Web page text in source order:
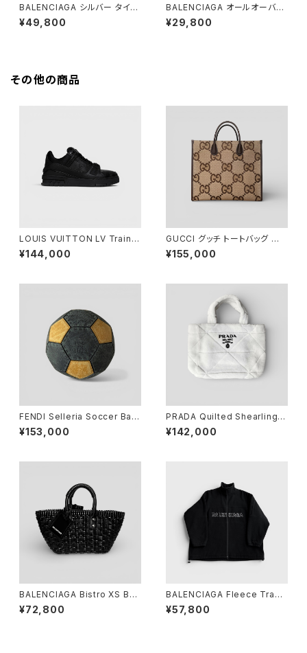
BALENCIAGA シルバー タイポ
ネックレス
¥49,800
BALENCIAGA オールオーバー
ロゴ クッション ブラック
¥29,800
その他の商品
LOUIS VUITTON LV Trainer
Sneaker Black 7 1/2
¥144,000
GUCCI グッチ トートバッグ ジャ
ンボGG キャンバス 678839
¥155,000
FENDI Selleria Soccer Ball
11/23 Leather Gray Yellow
¥153,000
PRADA Quilted Shearling T
ote Bag Dyed Sheep Fur
White
¥142,000
BALENCIAGA Bistro XS Bas
ket Black
¥72,800
BALENCIAGA Fleece Track
Suit Jacket Black 44
¥57,800